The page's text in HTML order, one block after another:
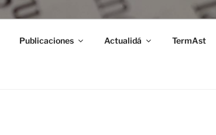
Publicaciones Actualidá TermAst